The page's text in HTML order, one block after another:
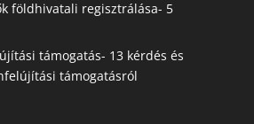
földhivatali regisztrálása- 5
támogatás- 13 kérdés és
támogatásról